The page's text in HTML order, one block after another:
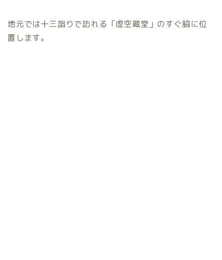
地元では十三詣りで訪れる「虚空蔵堂」のすぐ脇に位
置します。